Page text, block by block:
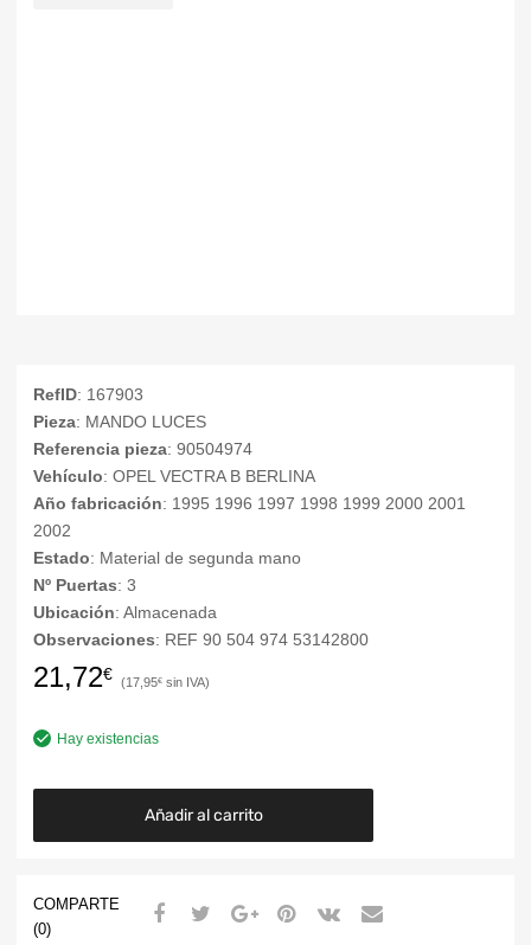
RefID: 167903
Pieza: MANDO LUCES
Referencia pieza: 90504974
Vehículo: OPEL VECTRA B BERLINA
Año fabricación: 1995 1996 1997 1998 1999 2000 2001
2002
Estado: Material de segunda mano
Nº Puertas: 3
Ubicación: Almacenada
Observaciones: REF 90 504 974 53142800
21,72€ 17,95€
Hay existencias
Añadir al carrito
COMPARTE
(0)